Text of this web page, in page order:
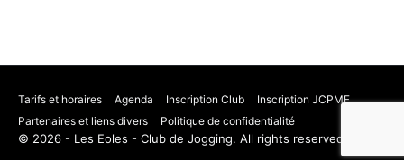
Tarifs et horaires Agenda Inscription Club
Inscription JCPMF
Partenaires et liens divers
Politique de confidentialité
© 2026 - Les Eoles - Club de Jogging. All rights reserved.